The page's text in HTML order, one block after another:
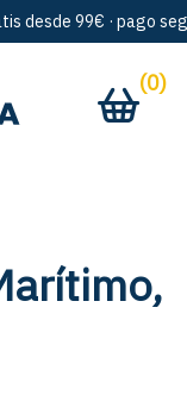
desde 99€ · pago
(0)